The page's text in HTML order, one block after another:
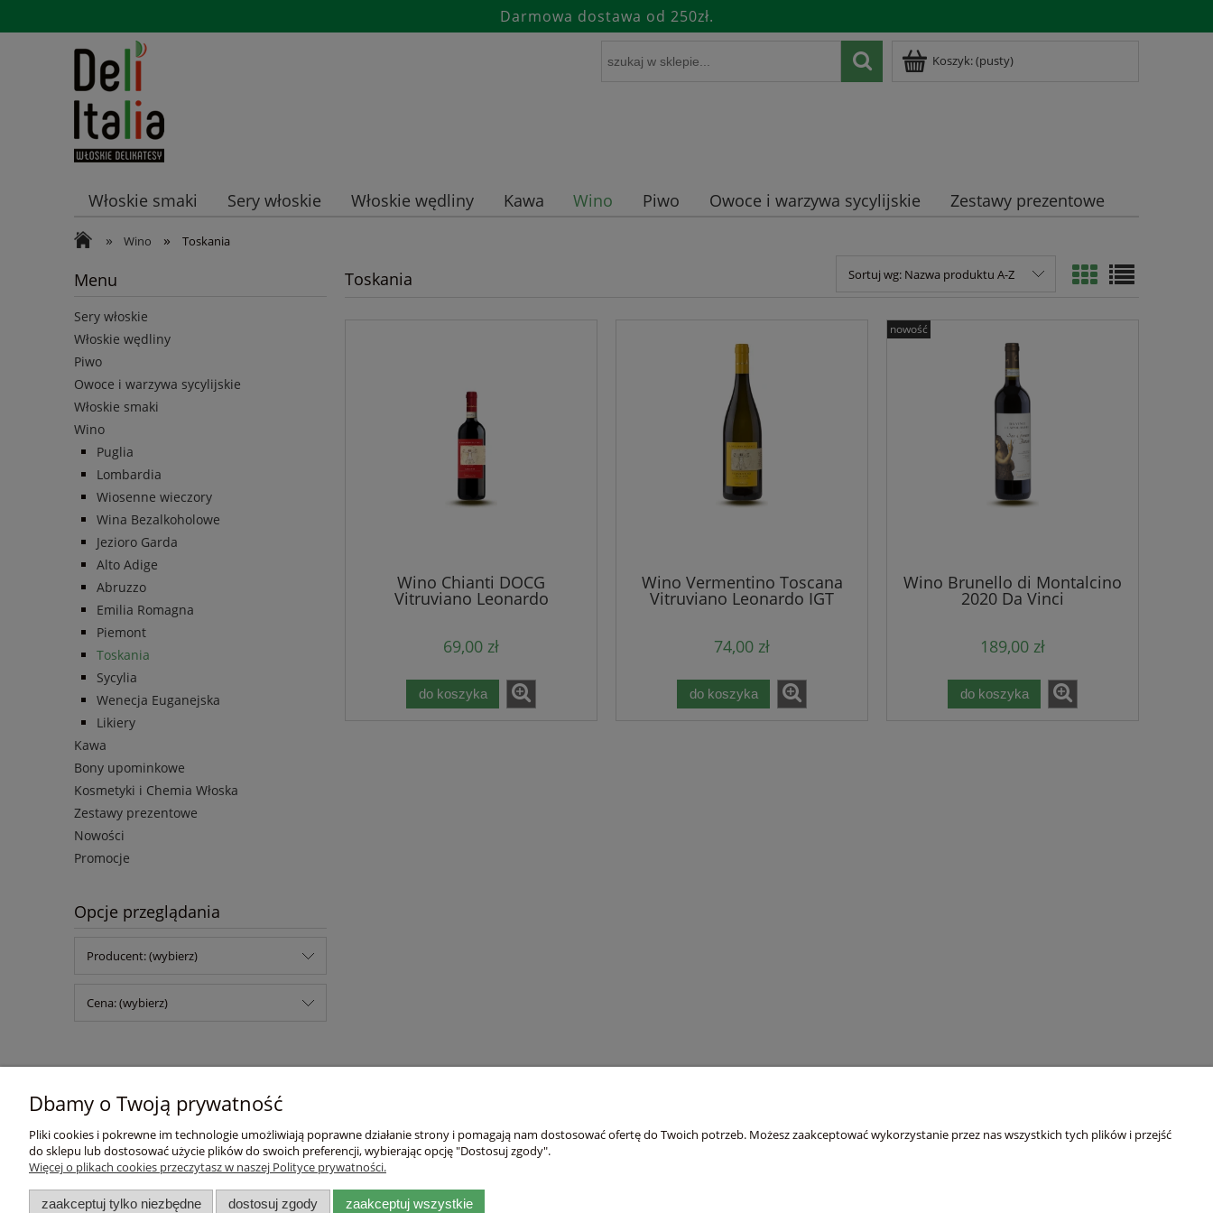
Darmowa dostawa od 250zł.
Koszyk:(pusty)
Włoskie smaki Sery włoskie Włoskie wędliny Kawa Wino Piwo Owoce i warzywa sycylijskie
Zestawy prezentowe
Promocje
» Wino » Toskania
Menu
Sery włoskie
Włoskie wędliny
Piwo
Owoce i warzywa sycylijskie
Włoskie smaki
Wino
Puglia
Lombardia
Wiosenne wieczory
Wina Bezalkoholowe
Jezioro Garda
Alto Adige
Abruzzo
Emilia Romagna
Piemont
Toskania
Sycylia
Wenecja Euganejska
Likiery
Kawa
Bony upominkowe
Kosmetyki i Chemia Włoska
Zestawy prezentowe
Nowości
Promocje
Opcje przeglądania
Producent: (wybierz)
Cena: (wybierz)
Toskania Sortuj wg: Nazwa produktu A-Z
Wino Chianti DOCG
Vitruviano Leonardo
69,00 zł
do koszyka
Wino Vermentino Toscana
Vitruviano Leonardo IGT
74,00 zł
do koszyka
Wino Brunello di Montalcino
2020 Da Vinci
189,00 zł
do koszyka
nowość
Pomoc
Zwroty i reklamacje
Regulamin
Twoje zamówienia
Ustawienia konta
Przechowalnia
Formy płatności
Dbamy o Twoją prywatność
Pliki cookies i pokrewne im technologie umożliwiają poprawne działanie strony i pomagają nam dostosować ofertę do Twoich potrzeb. Możesz zaakceptować wykorzystanie przez nas wszystkich tych plików i przejść
do sklepu lub dostosować użycie plików do swoich preferencji, wybierając opcję "Dostosuj zgody".
Więcej o plikach cookies przeczytasz w naszej Polityce prywatności.
zaakceptuj tylko niezbędne dostosuj zgody zaakceptuj wszystkie